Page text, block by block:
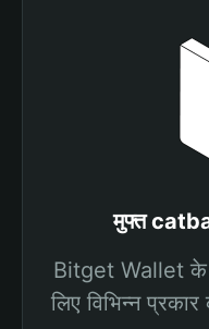
मुफ्त
Bitget Wallet के
लिए विभिन्न प्रकार